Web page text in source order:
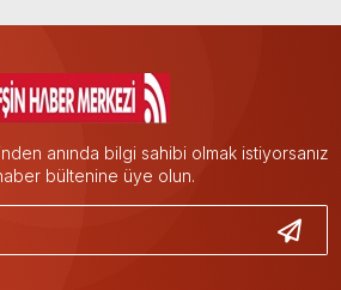
anında bilgi sahibi olmak istiyorsanız
bültenine üye olun.